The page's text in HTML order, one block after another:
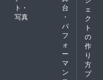
ト・
写真
台
・
パ
フ
ォ
ー
マ
ン
ェ
ク
ト
の
作
り
方
プ